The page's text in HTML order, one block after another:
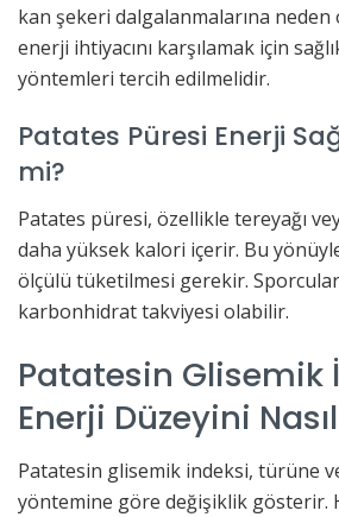
kan şekeri dalgalanmalarına
enerji ihtiyacını karşılamak için
yöntemleri tercih edilmelidir.
Patates Püresi Enerji
mi?
Patates püresi, özellikle tereyağı
daha yüksek kalori içerir. Bu
ölçülü tüketilmesi gerekir.
karbonhidrat takviyesi olabilir.
Patatesin Glisemik
Enerji Düzeyini
Patatesin glisemik indeksi, türüne
yöntemine göre değişiklik gösterir.